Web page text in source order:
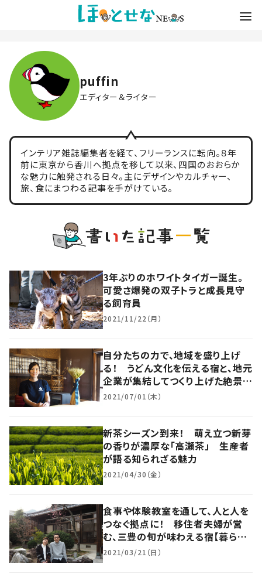
puffin
エディター＆ライター
インテリア雑誌編集者を経て、フリーランスに転向。８年
前に東京から香川へ拠点を移して以来、四国のおおらか
な魅力に触発される日々。主にデザインやカルチャー、
旅、食にまつわる記事を手がけている。
3年ぶりのホワイトタイガー誕生。
可愛さ爆発の双子トラと成長見守
る飼育員
2021/11/22（月）
自分たちの力で、地域を盛り上げ
る！ うどん文化を伝える宿と、地元
企業が集結してつくり上げた絶景宿
【暮らすように滞在したくなる宿
2021/07/01（木）
新茶シーズン到来！ 萌え立つ新芽
の香りが濃厚な「高瀬茶」 生産者
が語る知られざる魅力
2021/04/30（金）
食事や体験教室を通して、人と人を
つなぐ拠点に！ 移住者夫婦が営
む、三豊の旬が味わえる宿【暮らす
ように滞在したくなる宿vol.5】
2021/03/21（日）